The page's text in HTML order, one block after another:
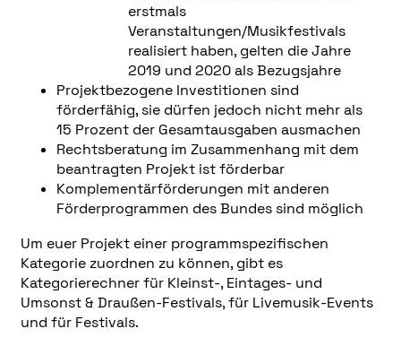
erstmals
Veranstaltungen/Musikfestivals
realisiert haben, gelten die Jahre
2019 und 2020 als Bezugsjahre
Projektbezogene Investitionen sind
förderfähig, sie dürfen jedoch nicht mehr als
15 Prozent der Gesamtausgaben ausmachen
Rechtsberatung im Zusammenhang mit dem
beantragten Projekt ist förderbar
Komplementärförderungen mit anderen
Förderprogrammen des Bundes sind möglich
Um euer Projekt einer programmspezifischen
Kategorie zuordnen zu können, gibt es
Kategorierechner für Kleinst-, Eintages- und
Umsonst & Draußen-Festivals, für Livemusik-Events
und für Festivals.